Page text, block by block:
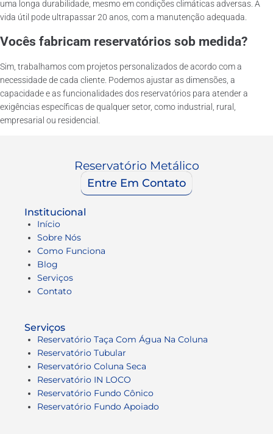
uma longa durabilidade, mesmo em condições climáticas adversas. A
vida útil pode ultrapassar 20 anos, com a manutenção adequada.
Vocês fabricam reservatórios sob medida?
Sim, trabalhamos com projetos personalizados de acordo com a
necessidade de cada cliente. Podemos ajustar as dimensões, a
capacidade e as funcionalidades dos reservatórios para atender a
exigências específicas de qualquer setor, como industrial, rural,
empresarial ou residencial.
Reservatório Metálico
Entre Em Contato
Institucional
Início
Sobre Nós
Como Funciona
Blog
Serviços
Contato
Serviços
Reservatório Taça Com Água Na Coluna
Reservatório Tubular
Reservatório Coluna Seca
Reservatório IN LOCO
Reservatório Fundo Cônico
Reservatório Fundo Apoiado